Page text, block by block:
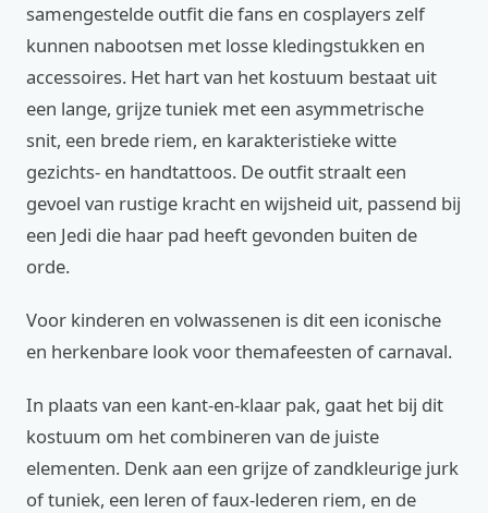
samengestelde outfit die fans en cosplayers zelf
kunnen nabootsen met losse kledingstukken en
accessoires. Het hart van het kostuum bestaat uit
een lange, grijze tuniek met een asymmetrische
snit, een brede riem, en karakteristieke witte
gezichts- en handtattoos. De outfit straalt een
gevoel van rustige kracht en wijsheid uit, passend bij
een Jedi die haar pad heeft gevonden buiten de
orde.
Voor kinderen en volwassenen is dit een iconische
en herkenbare look voor themafeesten of carnaval.
In plaats van een kant-en-klaar pak, gaat het bij dit
kostuum om het combineren van de juiste
elementen. Denk aan een grijze of zandkleurige jurk
of tuniek, een leren of faux-lederen riem, en de